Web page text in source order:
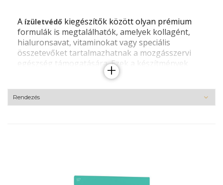
A ízületvédő kiegészítők között olyan prémium
formulák is megtalálhatók, amelyek kollagént,
hialuronsavat, vitaminokat vagy speciális
összetevőket tartalmazhatnak a mozgásszervi
egészség támogatására. Ezek a készítmények
hozzájárulhatnak az ízületi komfort
rugalmasságát, és elősegíthetik a könnyedebb
mozgást. A kínálatban elérhetők kapszulás, por
és a mozgás szabadságának megőrzéséhez.
+